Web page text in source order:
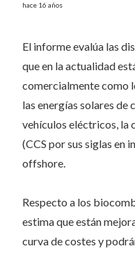
hace 16 años
El informe evalúa las
que en la actualidad
comercialmente como
las energías solares
vehículos eléctricos, la
(CCS por sus siglas en
offshore.
Respecto a los
estima que están
curva de costes y